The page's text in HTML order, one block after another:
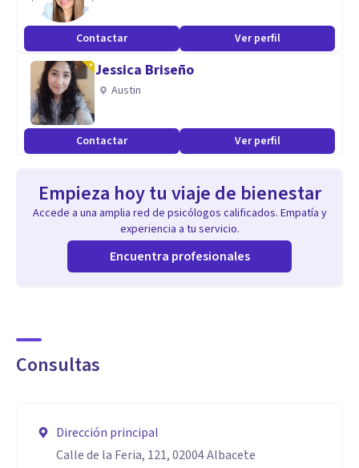
Contactar Ver perfil
Jessica Briseño
Austin
Contactar Ver perfil
Empieza hoy tu viaje de bienestar
Accede a una amplia red de psicólogos calificados. Empatía y
experiencia a tu servicio.
Encuentra profesionales
Consultas
Dirección principal
Calle de la Feria, 121, 02004 Albacete